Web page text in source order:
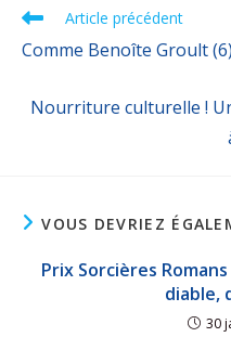
Article précédent
Comme Benoîte Groult
Nourriture culturelle !
VOUS DEVRIEZ
Prix Sorcières
diable,
30